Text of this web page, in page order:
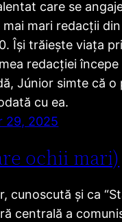
care se
mari redacții
Își trăiește viața
redacției
Júnior simte că o
cu ea.
29, 2025
ochii mari)
cunoscută și ca
centrală a